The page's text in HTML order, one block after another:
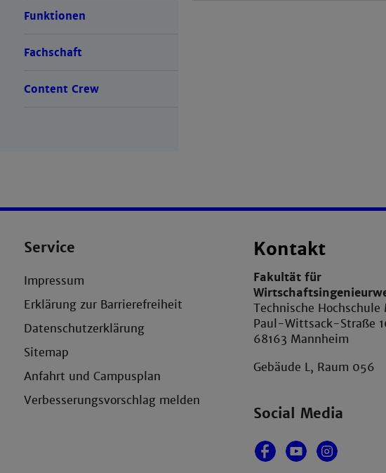
Funktionen
Fachschaft
Content Crew
Service
Impressum
Erklärung zur Barrierefreiheit
Datenschutzerklärung
Sitemap
Anfahrt und Campusplan
Verbesserungsvorschlag melden
Kontakt
Fakultät für
Technische Hochschule
Paul-Wittsack-Straße
68163 Mannheim
Gebäude L, Raum 056
Social Media